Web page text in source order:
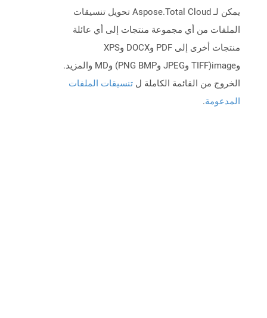
يمكن لـ Aspose.Total Cloud تحويل تنسيقات
الملفات من أي مجموعة منتجات إلى أي عائلة
منتجات أخرى إلى PDF وDOCX وXPS
وimage(TIFF وJPEG وPNG BMP) وMD والمزيد.
الخروج من القائمة الكاملة ل تنسيقات الملفات
المدعومة.